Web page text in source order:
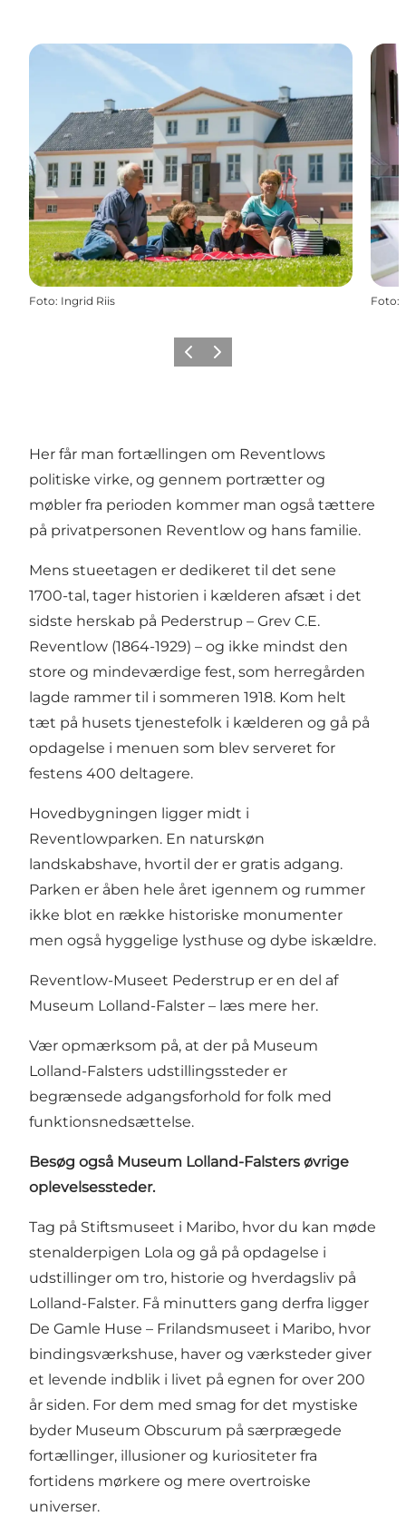
Foto: Ingrid Riis Foto:
ForrigeNæste
Her får man fortællingen om Reventlows
politiske virke, og gennem portrætter og
møbler fra perioden kommer man også tættere
på privatpersonen Reventlow og hans familie.
Mens stueetagen er dedikeret til det sene
1700-tal, tager historien i kælderen afsæt i det
sidste herskab på Pederstrup – Grev C.E.
Reventlow (1864-1929) – og ikke mindst den
store og mindeværdige fest, som herregården
lagde rammer til i sommeren 1918. Kom helt
tæt på husets tjenestefolk i kælderen og gå på
opdagelse i menuen som blev serveret for
festens 400 deltagere.
Hovedbygningen ligger midt i
Reventlowparken. En naturskøn
landskabshave, hvortil der er gratis adgang.
Parken er åben hele året igennem og rummer
ikke blot en række historiske monumenter
men også hyggelige lysthuse og dybe iskældre.
Reventlow-Museet Pederstrup er en del af
Museum Lolland-Falster – læs mere her.
Vær opmærksom på, at der på Museum
Lolland-Falsters udstillingssteder er
begrænsede adgangsforhold for folk med
funktionsnedsættelse.
Besøg også Museum Lolland-Falsters øvrige
oplevelsessteder.
Tag på Stiftsmuseet i Maribo, hvor du kan møde
stenalderpigen Lola og gå på opdagelse i
udstillinger om tro, historie og hverdagsliv på
Lolland-Falster. Få minutters gang derfra ligger
De Gamle Huse – Frilandsmuseet i Maribo, hvor
bindingsværkshuse, haver og værksteder giver
et levende indblik i livet på egnen for over 200
år siden. For dem med smag for det mystiske
byder Museum Obscurum på særprægede
fortællinger, illusioner og kuriositeter fra
fortidens mørkere og mere overtroiske
universer.